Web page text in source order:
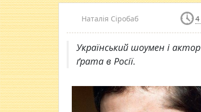
Наталія Сіробаб 4
Український шоумен і
ґрата в Росії.